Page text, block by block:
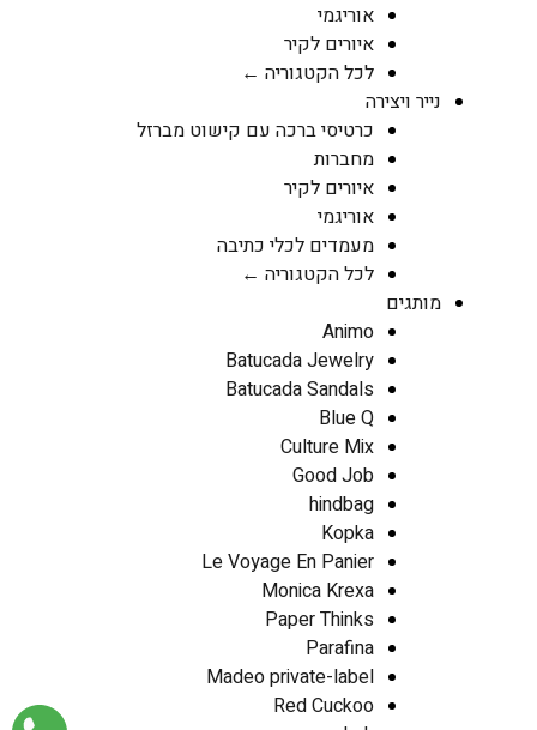
אוריגמי
איורים לקיר
לכל הקטגוריה ←
נייר ויצירה
כרטיסי ברכה עם קישוט מברזל
מחברות
איורים לקיר
אוריגמי
מעמדים לכלי כתיבה
לכל הקטגוריה ←
מותגים
Animo
Batucada Jewelry
Batucada Sandals
Blue Q
Culture Mix
Good Job
hindbag
Kopka
Le Voyage En Panier
Monica Krexa
Paper Thinks
Parafina
Madeo private-label
Red Cuckoo